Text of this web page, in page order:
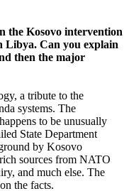
the Kosovo intervention
Libya. Can you explain
then the major
a tribute to the
systems. The
to be unusually
State Department
by Kosovo
sources from NATO
and much else. The
the facts.